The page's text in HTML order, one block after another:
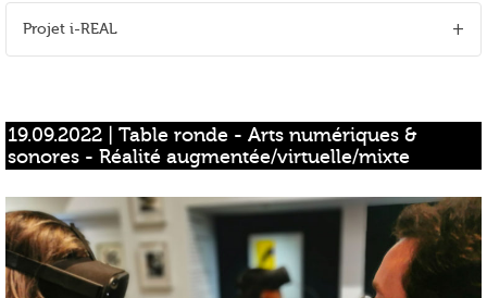
Projet i-REAL
19.09.2022 | Table ronde - Arts numériques &
sonores - Réalité augmentée/virtuelle/mixte